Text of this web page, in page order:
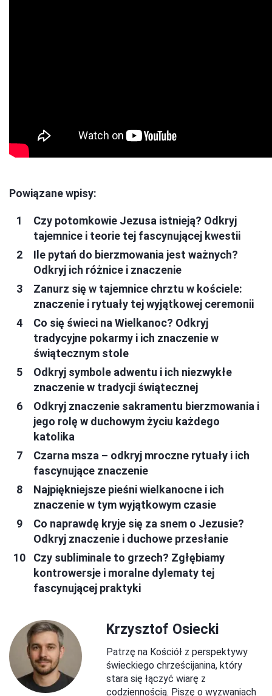
Powiązane wpisy:
Czy potomkowie Jezusa istnieją? Odkryj
tajemnice i teorie tej fascynującej kwestii
Ile pytań do bierzmowania jest ważnych?
Odkryj ich różnice i znaczenie
Zanurz się w tajemnice chrztu w kościele:
znaczenie i rytuały tej wyjątkowej ceremonii
Co się świeci na Wielkanoc? Odkryj
tradycyjne pokarmy i ich znaczenie w
świątecznym stole
Odkryj symbole adwentu i ich niezwykłe
znaczenie w tradycji świątecznej
Odkryj znaczenie sakramentu bierzmowania i
jego rolę w duchowym życiu każdego
katolika
Czarna msza – odkryj mroczne rytuały i ich
fascynujące znaczenie
Najpiękniejsze pieśni wielkanocne i ich
znaczenie w tym wyjątkowym czasie
Co naprawdę kryje się za snem o Jezusie?
Odkryj znaczenie i duchowe przesłanie
Czy subliminale to grzech? Zgłębiamy
kontrowersje i moralne dylematy tej
fascynującej praktyki
Krzysztof Osiecki
Patrzę na Kościół z perspektywy
świeckiego chrześcijanina, który
stara się łączyć wiarę z
codziennością. Piszę o wyzwaniach